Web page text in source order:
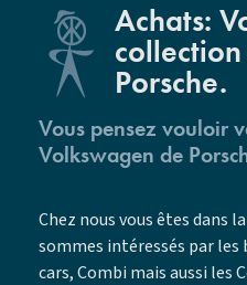
Achats:
Porsche.
Vous pensez vouloir
Volkswagen de
Chez nous vous êtes dans
sommes intéressés par les
cars, Combi mais aussi les